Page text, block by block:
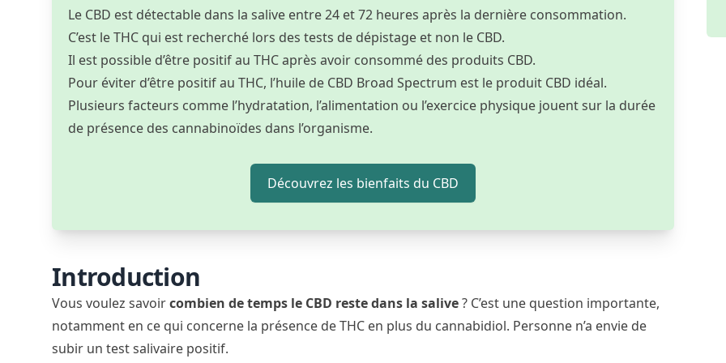
Le CBD est détectable dans la salive entre 24 et 72 heures après la dernière consommation.
C’est le THC qui est recherché lors des tests de dépistage et non le CBD.
Il est possible d’être positif au THC après avoir consommé des produits CBD.
Pour éviter d’être positif au THC, l’huile de CBD Broad Spectrum est le produit CBD idéal.
Plusieurs facteurs comme l’hydratation, l’alimentation ou l’exercice physique jouent sur la durée
de présence des cannabinoïdes dans l’organisme.
Découvrez les bienfaits du CBD
Introduction
Vous voulez savoircombien de temps le CBD reste dans la salive? C’est une question importante,
notamment en ce qui concerne la présence de THC en plus du cannabidiol. Personne n’a envie de
subir un test salivaire positif.